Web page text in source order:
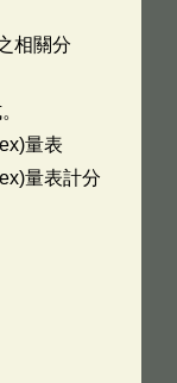
相關分
量表
量表計分